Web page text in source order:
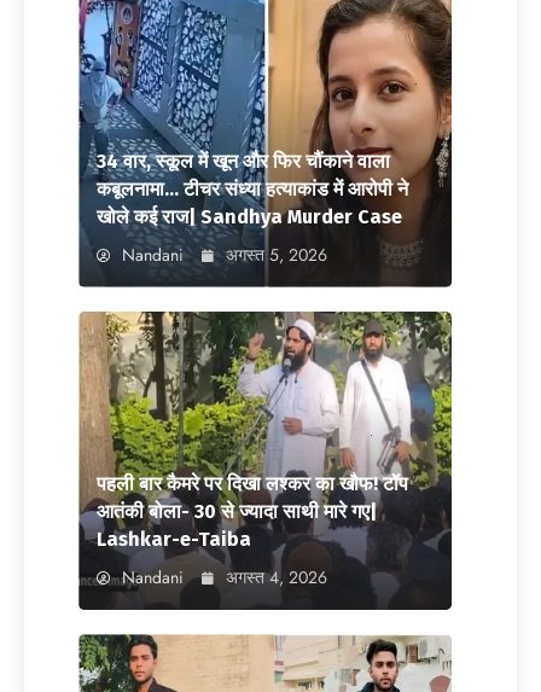
34 वार, स्कूल में खून और फिर चौंकाने वाला
कबूलनामा… टीचर संध्या हत्याकांड में आरोपी ने
खोले कई राज| Sandhya Murder Case
Nandani अगस्त 5, 2026
पहली बार कैमरे पर दिखा लश्कर का खौफ! टॉप
आतंकी बोला- 30 से ज्यादा साथी मारे गए|
Lashkar-e-Taiba
Nandani अगस्त 4, 2026